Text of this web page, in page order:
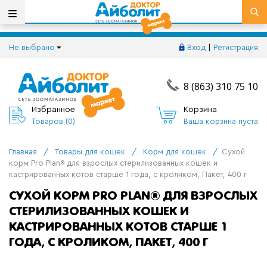
Не выбрано Вход Регистрация
8 (863) 310 75 10
Избранное
Товаров (0)
Корзина
Ваша корзина пуста
Главная / Товары для кошек / Корм для кошек /
Сухой
корм Pro Plan® для взрослых стерилизованных кошек и
кастрированных котов старше 1 года, с кроликом, Пакет, 400 г
СУХОЙ КОРМ PRO PLAN® ДЛЯ ВЗРОСЛЫХ
СТЕРИЛИЗОВАННЫХ КОШЕК И
КАСТРИРОВАННЫХ КОТОВ СТАРШЕ 1
ГОДА, С КРОЛИКОМ, ПАКЕТ, 400 Г